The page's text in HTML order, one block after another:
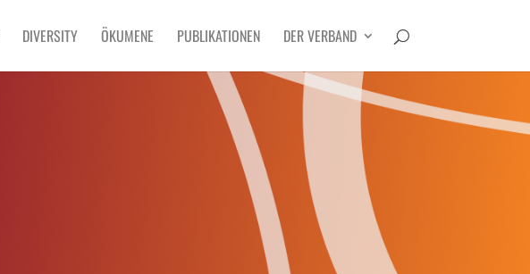
DIVERSITY ÖKUMENE PUBLIKATIONEN DER VERBAND